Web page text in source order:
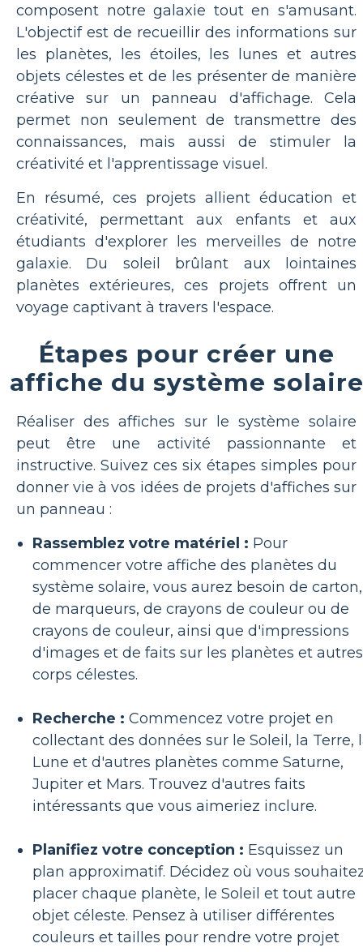
composent notre galaxie tout en s'amusant.
L'objectif est de recueillir des informations sur
les planètes, les étoiles, les lunes et autres
objets célestes et de les présenter de manière
créative sur un panneau d'affichage. Cela
permet non seulement de transmettre des
connaissances, mais aussi de stimuler la
créativité et l'apprentissage visuel.
En résumé, ces projets allient éducation et
créativité, permettant aux enfants et aux
étudiants d'explorer les merveilles de notre
galaxie. Du soleil brûlant aux lointaines
planètes extérieures, ces projets offrent un
voyage captivant à travers l'espace.
Étapes pour créer une
affiche du système solaire
Réaliser des affiches sur le système solaire
peut être une activité passionnante et
instructive. Suivez ces six étapes simples pour
donner vie à vos idées de projets d'affiches sur
un panneau :
Rassemblez votre matériel : Pour
commencer votre affiche des planètes du
système solaire, vous aurez besoin de carton,
de marqueurs, de crayons de couleur ou de
crayons de couleur, ainsi que d'impressions
d'images et de faits sur les planètes et autres
corps célestes.
Recherche : Commencez votre projet en
collectant des données sur le Soleil, la Terre,
Lune et d'autres planètes comme Saturne,
Jupiter et Mars. Trouvez d'autres faits
intéressants que vous aimeriez inclure.
Planifiez votre conception : Esquissez un
plan approximatif. Décidez où vous
placer chaque planète, le Soleil et tout autre
objet céleste. Pensez à utiliser différentes
couleurs et tailles pour rendre votre projet